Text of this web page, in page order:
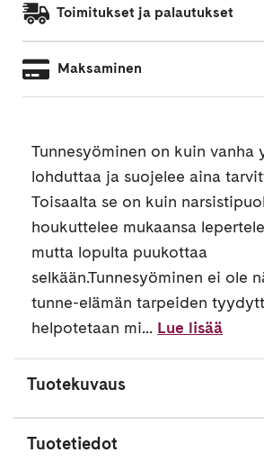
Toimitukset ja palautukset
Maksaminen
Tunnesyöminen on kuin vanha
lohduttaa ja suojelee aina
Toisaalta se on kuin
houkuttelee mukaansa
mutta lopulta puukottaa
selkään.Tunnesyöminen ei ole
tunne-elämän tarpeiden
helpotetaan mi... Lue lisää
Tuotekuvaus
Tuotetiedot